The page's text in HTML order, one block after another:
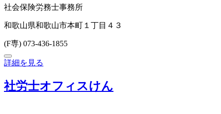
社会保険労務士事務所
和歌山県和歌山市本町１丁目４３
(F専) 073-436-1855
詳細を見る
社労士オフィスけん